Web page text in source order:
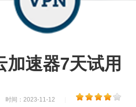
加速器7天试用
时间：2023-11-12